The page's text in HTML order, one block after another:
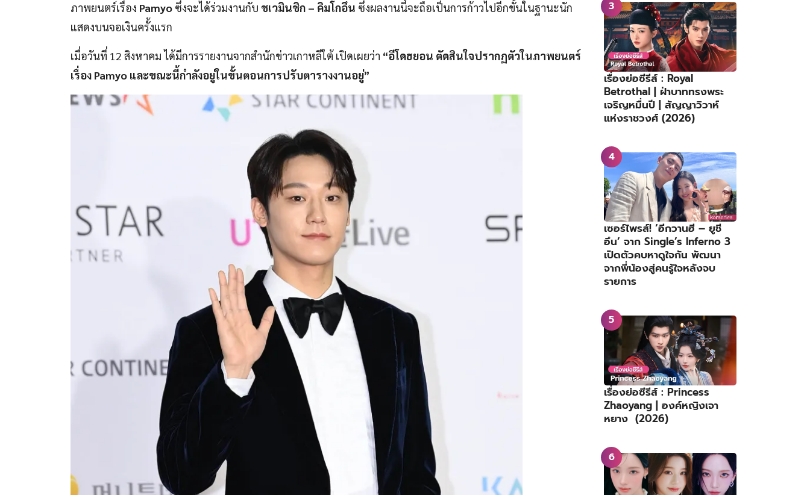
ภาพยนตร์เรื่อง Pamyo ซึ่งจะได้ร่วมงานกับ ชเวมินชิก – คิมโกอึน ซึ่งผลงานนี้จะถือเป็นการก้าวไปอีกขั้นในฐานะนัก
แสดงบนจอเงินครั้งแรก
เมื่อวันที่ 12 สิงหาคม ได้มีการรายงานจากสำนักข่าวเกาหลีใต้ เปิดเผยว่า “อีโดฮยอน ตัดสินใจปรากฏตัวในภาพยนตร์
เรื่อง Pamyo และขณะนี้กำลังอยู่ในขั้นตอนการปรับตารางงานอยู่”
เรื่องย่อซีรีส์ : Royal
Betrothal | ฝ่าบาททรงพระ
เจริญหมื่นปี | สัญญาวิวาห์
แห่งราชวงศ์ (2026)
เซอร์ไพรส์! ‘อีกวานฮี – ยูชี
อึน’ จาก Single’s Inferno 3
เปิดตัวคบหาดูใจกัน พัฒนา
จากพี่น้องสู่คนรู้ใจหลังจบ
รายการ
เรื่องย่อซีรีส์ : Princess
Zhaoyang | องค์หญิงเจา
หยาง (2026)